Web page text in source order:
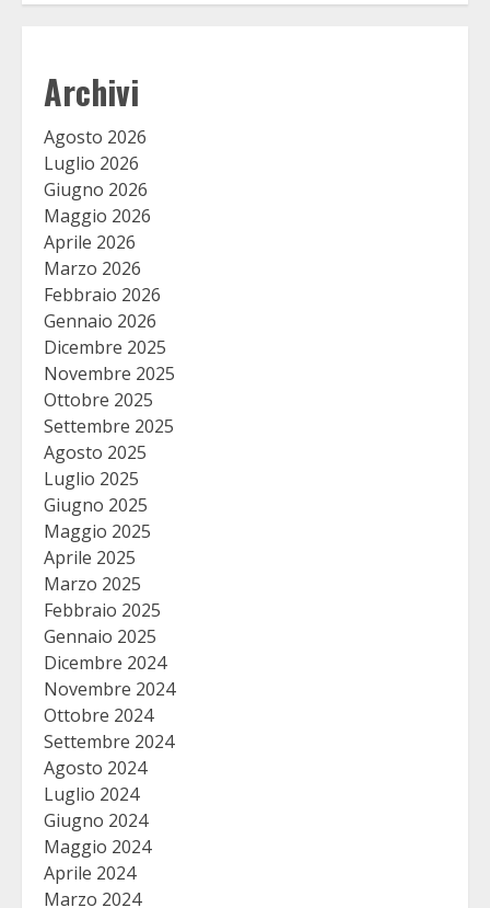
Archivi
Agosto 2026
Luglio 2026
Giugno 2026
Maggio 2026
Aprile 2026
Marzo 2026
Febbraio 2026
Gennaio 2026
Dicembre 2025
Novembre 2025
Ottobre 2025
Settembre 2025
Agosto 2025
Luglio 2025
Giugno 2025
Maggio 2025
Aprile 2025
Marzo 2025
Febbraio 2025
Gennaio 2025
Dicembre 2024
Novembre 2024
Ottobre 2024
Settembre 2024
Agosto 2024
Luglio 2024
Giugno 2024
Maggio 2024
Aprile 2024
Marzo 2024